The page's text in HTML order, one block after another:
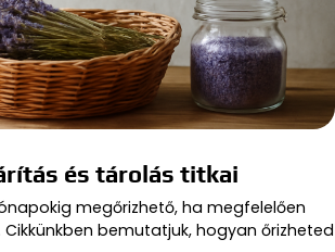
és tárolás titkai
megőrizhető, ha megfelelően
Cikkünkben bemutatjuk, hogyan őrizheted